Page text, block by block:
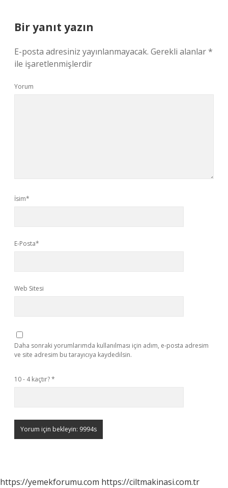
Bir yanıt yazın
E-posta adresiniz yayınlanmayacak. Gerekli alanlar*
ile işaretlenmişlerdir
Yorum
İsim*
E-Posta*
Web Sitesi
Daha sonraki yorumlarımda kullanılması için adım, e-posta adresim
ve site adresim bu tarayıcıya kaydedilsin.
10 - 4 kaçtır?*
https://yemekforumu.com https://ciltmakinasi.com.tr